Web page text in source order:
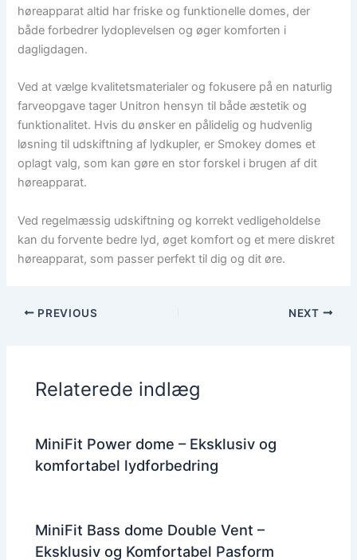
høreapparat altid har friske og funktionelle domes, der
både forbedrer lydoplevelsen og øger komforten i
dagligdagen.
Ved at vælge kvalitetsmaterialer og fokusere på en naturlig
farveopgave tager Unitron hensyn til både æstetik og
funktionalitet. Hvis du ønsker en pålidelig og hudvenlig
løsning til udskiftning af lydkupler, er Smokey domes et
oplagt valg, som kan gøre en stor forskel i brugen af dit
høreapparat.
Ved regelmæssig udskiftning og korrekt vedligeholdelse
kan du forvente bedre lyd, øget komfort og et mere diskret
høreapparat, som passer perfekt til dig og dit øre.
PREVIOUS NEXT
Relaterede indlæg
MiniFit Power dome – Eksklusiv og
komfortabel lydforbedring
MiniFit Bass dome Double Vent –
Eksklusiv og Komfortabel Pasform